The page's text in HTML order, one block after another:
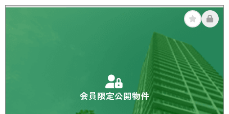
南面バルコニー
オール電化
会員限定公開物件